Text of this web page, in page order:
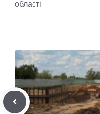
області